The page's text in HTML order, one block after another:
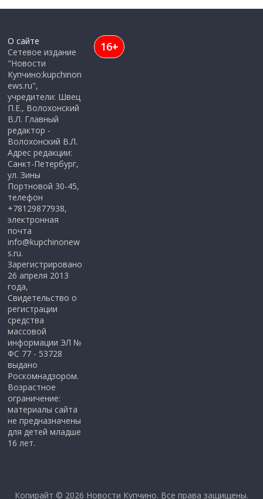
О сайте
Сетевое издание
"Новости
Купчино:kupchinon
ews.ru",
учредители: Швец
П.Е., Волохонский
В.Л. Главный
редактор -
Волохонский В.Л.
Адрес редакции:
Санкт-Петербург,
ул. Зины
Портновой 30-45,
телефон
+78129877938,
электронная
почта
info@kupchinonew
s.ru.
Зарегистрировано
26 апреля 2013
года,
Свидетельство о
регистрации
средства
массовой
информации ЭЛ №
ФС 77 - 53728
выдано
Роскомнадзором.
Возрастное
ограничение:
материалы сайта
не предназначены
для детей младше
16 лет.
16+
Копирайт © 2026 Новости Купчино. Все права защищены.